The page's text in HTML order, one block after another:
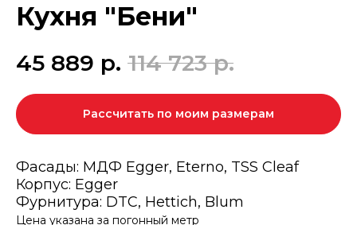
Кухня "Бени"
45 889 р. 114 723 р.
Рассчитать по моим размерам
Фасады: МДФ Egger, Eterno, TSS Cleaf
Корпус: Egger
Фурнитура: DTC, Hettich, Blum
Цена указана за погонный метр